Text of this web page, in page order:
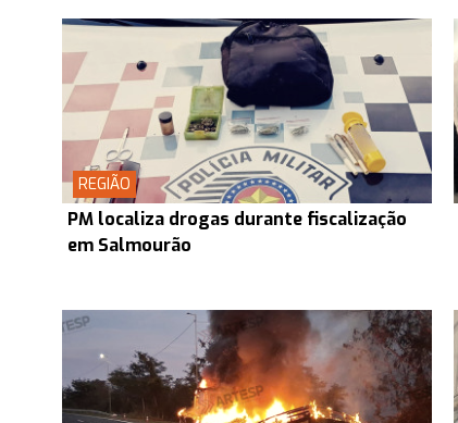
REGIÃO
PM localiza drogas durante fiscalização
em Salmourão